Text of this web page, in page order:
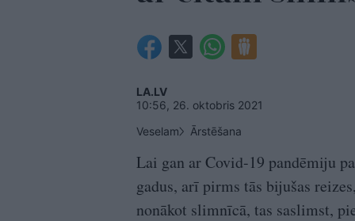
LA.LV
10:56, 26. oktobris 2021
Veselam
Ārstēšana
Lai gan ar Covid-19 pandēmiju
gadus, arī pirms tās bijušas
nonākot slimnīcā, tas saslimst,